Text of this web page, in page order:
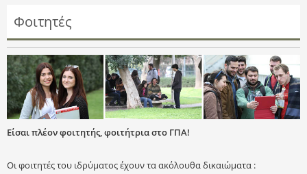
η
ς
Φοιτητές
Είσαι πλέον φοιτητής, φοιτήτρια στο ΓΠΑ!
Οι φοιτητές του ιδρύματος έχουν τα ακόλουθα δικαιώματα :